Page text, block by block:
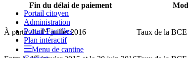
Fin du délai de paiement
À partir du 1erjuillet 2016 Taux de la
er
Portail citoyen
Administration
Portail Familles
Plan intéractif
Menu de cantine